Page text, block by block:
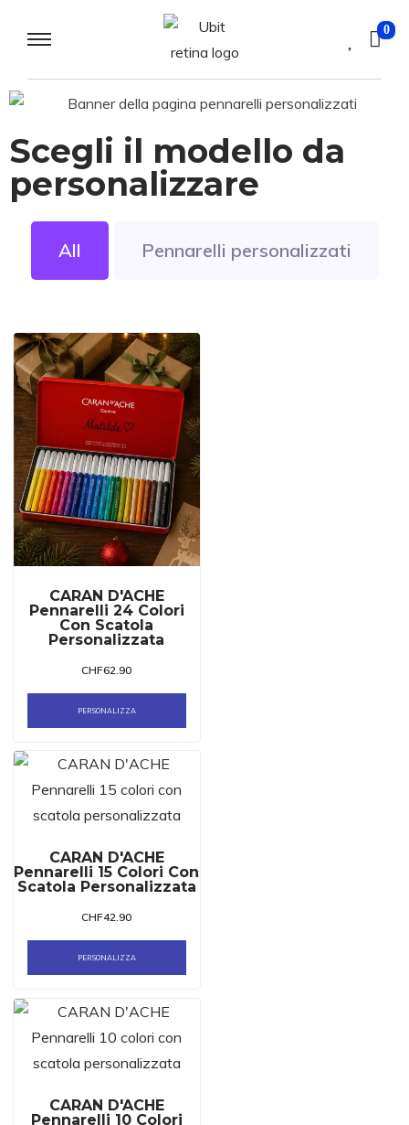
0
Scegli il modello da
personalizzare
All Pennarelli personalizzati
CARAN D'ACHE
Pennarelli 24 Colori
Con Scatola
Personalizzata
CHF62.90
PERSONALIZZA
CARAN D'ACHE
Pennarelli 15 Colori Con
Scatola Personalizzata
CHF42.90
PERSONALIZZA
CARAN D'ACHE
Pennarelli 10 Colori